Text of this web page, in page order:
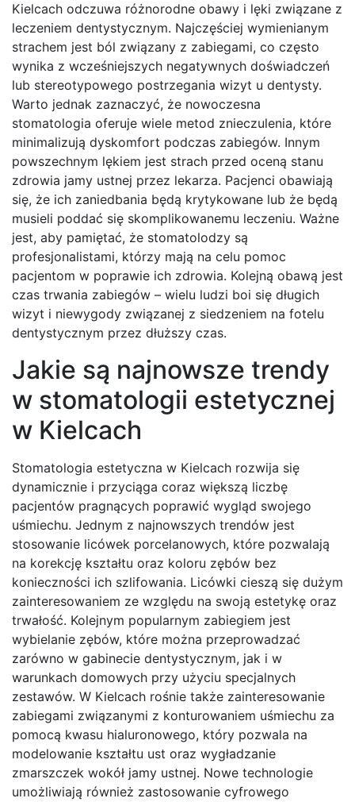
Kielcach odczuwa różnorodne obawy i lęki związane z
leczeniem dentystycznym. Najczęściej wymienianym
strachem jest ból związany z zabiegami, co często
wynika z wcześniejszych negatywnych doświadczeń
lub stereotypowego postrzegania wizyt u dentysty.
Warto jednak zaznaczyć, że nowoczesna
stomatologia oferuje wiele metod znieczulenia, które
minimalizują dyskomfort podczas zabiegów. Innym
powszechnym lękiem jest strach przed oceną stanu
zdrowia jamy ustnej przez lekarza. Pacjenci obawiają
się, że ich zaniedbania będą krytykowane lub że będą
musieli poddać się skomplikowanemu leczeniu. Ważne
jest, aby pamiętać, że stomatolodzy są
profesjonalistami, którzy mają na celu pomoc
pacjentom w poprawie ich zdrowia. Kolejną obawą jest
czas trwania zabiegów – wielu ludzi boi się długich
wizyt i niewygody związanej z siedzeniem na fotelu
dentystycznym przez dłuższy czas.
Jakie są najnowsze trendy
w stomatologii estetycznej
w Kielcach
Stomatologia estetyczna w Kielcach rozwija się
dynamicznie i przyciąga coraz większą liczbę
pacjentów pragnących poprawić wygląd swojego
uśmiechu. Jednym z najnowszych trendów jest
stosowanie licówek porcelanowych, które pozwalają
na korekcję kształtu oraz koloru zębów bez
konieczności ich szlifowania. Licówki cieszą się dużym
zainteresowaniem ze względu na swoją estetykę oraz
trwałość. Kolejnym popularnym zabiegiem jest
wybielanie zębów, które można przeprowadzać
zarówno w gabinecie dentystycznym, jak i w
warunkach domowych przy użyciu specjalnych
zestawów. W Kielcach rośnie także zainteresowanie
zabiegami związanymi z konturowaniem uśmiechu za
pomocą kwasu hialuronowego, który pozwala na
modelowanie kształtu ust oraz wygładzanie
zmarszczek wokół jamy ustnej. Nowe technologie
umożliwiają również zastosowanie cyfrowego